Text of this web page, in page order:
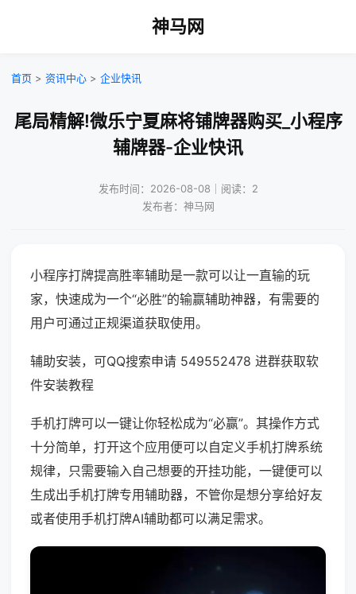
神马网
首页 > 资讯中心 > 企业快讯
尾局精解!微乐宁夏麻将铺牌器购买_小程序
辅牌器-企业快讯
发布时间：2026-08-08｜阅读：2
发布者：神马网
小程序打牌提高胜率辅助是一款可以让一直输的玩
家，快速成为一个“必胜”的输赢辅助神器，有需要的
用户可通过正规渠道获取使用。
辅助安装，可QQ搜索申请 549552478 进群获取软
件安装教程
手机打牌可以一键让你轻松成为“必赢”。其操作方式
十分简单，打开这个应用便可以自定义手机打牌系统
规律，只需要输入自己想要的开挂功能，一键便可以
生成出手机打牌专用辅助器，不管你是想分享给好友
或者使用手机打牌AI辅助都可以满足需求。